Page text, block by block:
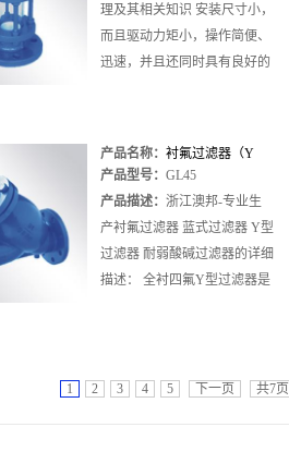
理及其相关知识 安装尺寸小，
而且驱动力矩小，操作简便、
迅速，并且还同时具有良好的
产品名称： 衬氟过滤器（Y
产品型号： GL45
产品描述： 浙江澳邦-专业生
产衬氟过滤器 蓝式过滤器 Y型
过滤器 耐弱酸碱过滤器的详细
描述： 全衬四氟Y型过滤器是
1 2 3 4 5 下一页 共7页